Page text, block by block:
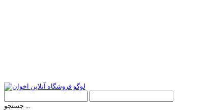
جستجو ...